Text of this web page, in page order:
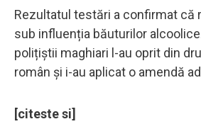
Rezultatul testări a confirmat că
sub influenția băuturilor
polițiștii maghiari l-au oprit din
român și i-au aplicat o amendă
[citeste si]